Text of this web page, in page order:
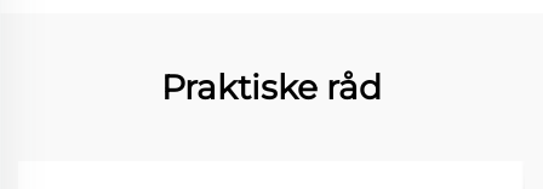
Praktiske råd